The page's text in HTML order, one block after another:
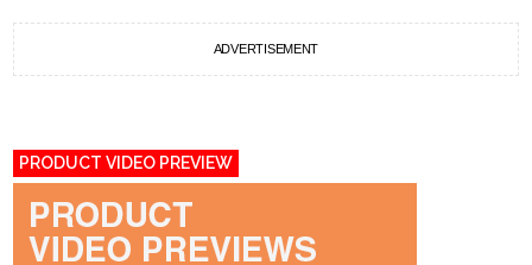
ADVERTISEMENT
PRODUCT VIDEO PREVIEW